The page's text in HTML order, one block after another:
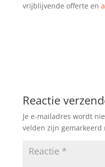
vrijblijvende offerte en
Reactie
Je e-mailadres wordt
velden zijn gemarkeerd